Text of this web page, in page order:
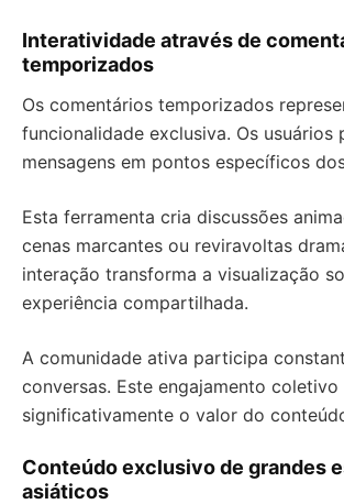
Interatividade através de
temporizados
Os comentários temporizados
funcionalidade exclusiva. Os usuários
mensagens em pontos específicos
Esta ferramenta cria discussões
cenas marcantes ou reviravoltas
interação transforma a visualização
experiência compartilhada.
A comunidade ativa participa
conversas. Este engajamento coletivo
significativamente o valor do
Conteúdo exclusivo de grandes
asiáticos